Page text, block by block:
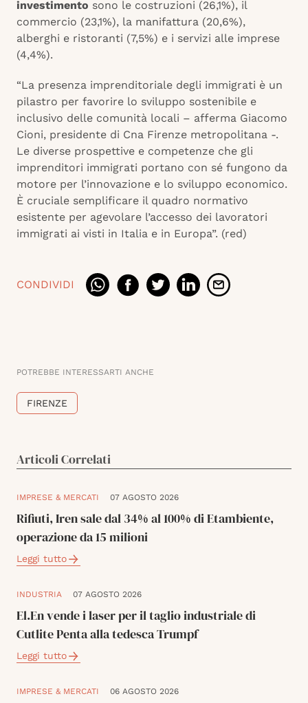
investimento sono le costruzioni (26,1%), il
commercio (23,1%), la manifattura (20,6%),
alberghi e ristoranti (7,5%) e i servizi alle imprese
(4,4%).
“La presenza imprenditoriale degli immigrati è un
pilastro per favorire lo sviluppo sostenibile e
inclusivo delle comunità locali – afferma Giacomo
Cioni, presidente di Cna Firenze metropolitana -.
Le diverse prospettive e competenze che gli
imprenditori immigrati portano con sé fungono da
motore per l’innovazione e lo sviluppo economico.
È cruciale semplificare il quadro normativo
esistente per agevolare l’accesso dei lavoratori
immigrati ai visti in Italia e in Europa”. (red)
CONDIVIDI
POTREBBE INTERESSARTI ANCHE
FIRENZE
Articoli Correlati
IMPRESE & MERCATI 07 AGOSTO 2026
Rifiuti, Iren sale dal 34% al 100% di Etambiente,
operazione da 15 milioni
Leggi tutto
INDUSTRIA 07 AGOSTO 2026
El.En vende i laser per il taglio industriale di
Cutlite Penta alla tedesca Trumpf
Leggi tutto
IMPRESE & MERCATI 06 AGOSTO 2026